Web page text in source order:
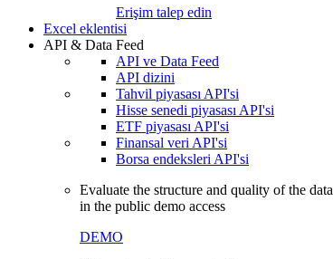
Erişim talep edin
Excel eklentisi
API & Data Feed
API ve Data Feed
API dizini
Tahvil piyasası API'si
Hisse senedi piyasası API'si
ETF piyasası API'si
Finansal veri API'si
Borsa endeksleri API'si
Evaluate the structure and quality of the data
in the public demo access
DEMO